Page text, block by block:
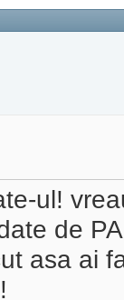
ul!
de
asa ai